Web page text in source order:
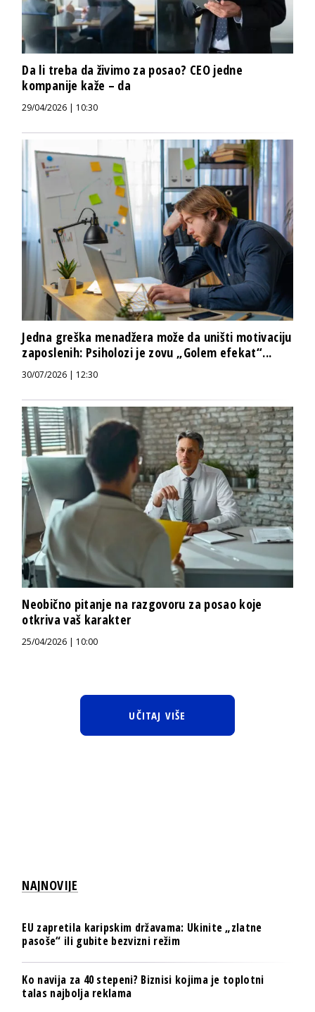
Da li treba da živimo za posao? CEO jedne
kompanije kaže – da
29/04/2026 | 10:30
Jedna greška menadžera može da uništi motivaciju
zaposlenih: Psiholozi je zovu „Golem efekat“...
30/07/2026 | 12:30
Neobično pitanje na razgovoru za posao koje
otkriva vaš karakter
25/04/2026 | 10:00
UČITAJ VIŠE
NAJNOVIJE
EU zapretila karipskim državama: Ukinite „zlatne
pasoše“ ili gubite bezvizni režim
Ko navija za 40 stepeni? Biznisi kojima je toplotni
talas najbolja reklama